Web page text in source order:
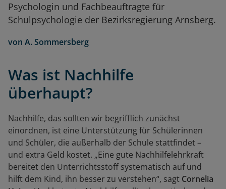
Psychologin und Fachbeauftragte für
Schulpsychologie der Bezirksregierung Arnsberg.
von A. Sommersberg
Was ist Nachhilfe
überhaupt?
Nachhilfe, das sollten wir begrifflich zunächst
einordnen, ist eine Unterstützung für Schülerinnen
und Schüler, die außerhalb der Schule stattfindet –
und extra Geld kostet. „Eine gute Nachhilfelehrkraft
bereitet den Unterrichtsstoff systematisch auf und
hilft dem Kind, ihn besser zu verstehen“, sagt Cornelia